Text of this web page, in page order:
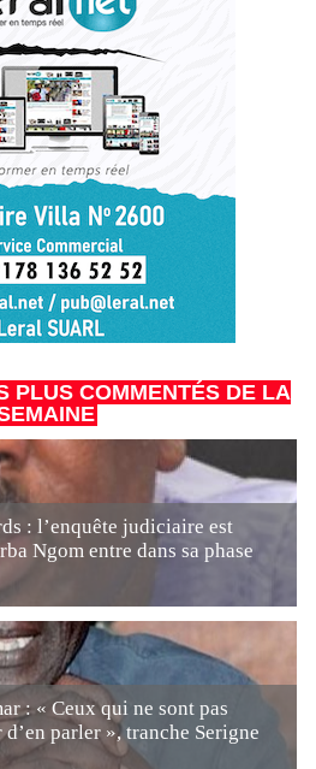
PLUS COMMENTÉS DE LA
: l’enquête judiciaire est
Ngom entre dans sa phase
: « Ceux qui ne sont pas
parler », tranche Serigne